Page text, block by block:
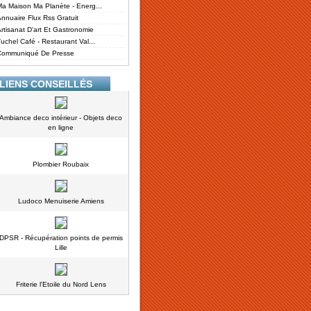
Maison Ma Planète - Energ...
Flux Rss Gratuit
D'art Et Gastronomie
Café - Restaurant Val...
De Presse
LIENS CONSEILLÉS
Ambiance deco intérieur - Objets deco
en ligne
Plombier Roubaix
Ludoco Menuiserie Amiens
DPSR - Récupération points de permis
Lille
Friterie l'Etoile du Nord Lens